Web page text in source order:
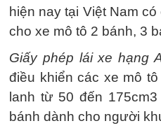
hiện nay tại Việt Nam
cho xe mô tô 2 bánh, 3
Giấy phép lái xe hạng
điều khiển các xe mô
lanh từ 50 đến
bánh dành cho người